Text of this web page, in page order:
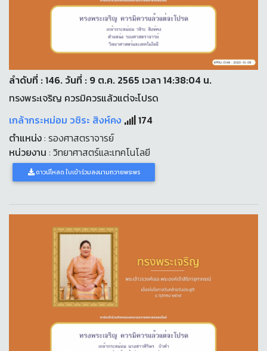
ลำดับที่ : 146. วันที่ : 9 ต.ค. 2565 เวลา 14:38:04 น.
ทรงพระเจริญ ควรมิควรแล้วแต่จะโปรด
เกล้ากระหม่อม วชิระ สิงห์คง
174
ตำแหน่ง: รองศาสตราจารย์
หน่วยงาน : วิทยาศาสตร์และเทคโนโลยี
ดาวน์โหลด ใบเข้าร่วมลงนามถวายพระพร